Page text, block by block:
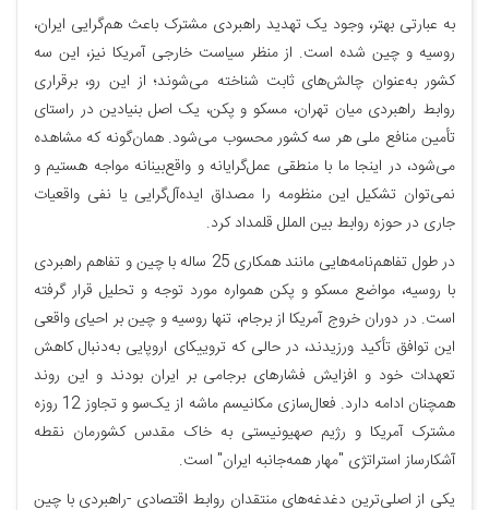
به عبارتی بهتر، وجود یک تهدید راهبردی مشترک باعث هم‌گرایی ایران،
روسیه و چین شده است. از منظر سیاست خارجی آمریکا نیز، این سه
کشور به‌عنوان چالش‌های ثابت شناخته می‌شوند؛ از این رو، برقراری
روابط راهبردی میان تهران، مسکو و پکن، یک اصل بنیادین در راستای
تأمین منافع ملی هر سه کشور محسوب می‌شود. همان‌گونه که مشاهده
می‌شود، در اینجا ما با منطقی عمل‌گرایانه و واقع‌بینانه مواجه هستیم و
نمی‌توان تشکیل این منظومه را مصداق ایده‌آل‌گرایی یا نفی واقعیات
جاری در حوزه روابط بین الملل قلمداد کرد.
در طول تفاهم‌نامه‌هایی مانند همکاری 25 ساله با چین و تفاهم راهبردی
با روسیه، مواضع مسکو و پکن همواره مورد توجه و تحلیل قرار گرفته
است. در دوران خروج آمریکا از برجام، تنها روسیه و چین بر احیای واقعی
این توافق تأکید ورزیدند، در حالی که تروییکای اروپایی به‌دنبال کاهش
تعهدات خود و افزایش فشارهای برجامی بر ایران بودند و این روند
همچنان ادامه دارد. فعال‌سازی مکانیسم ماشه از یک‌سو و تجاوز 12 روزه
مشترک آمریکا و رژیم صهیونیستی به خاک مقدس کشورمان نقطه
آشکارساز استراتژی "مهار همه‌جانبه ایران" است.
یکی از اصلی‌ترین دغدغه‌های منتقدان روابط اقتصادی -راهبردی با چین